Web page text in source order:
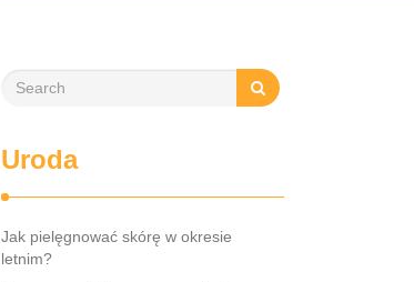
Uroda
Jak pielęgnować skórę w okresie
letnim?